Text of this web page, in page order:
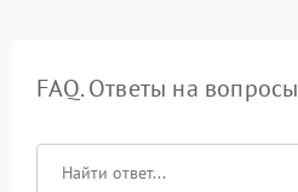
FAQ. Ответы на вопросы